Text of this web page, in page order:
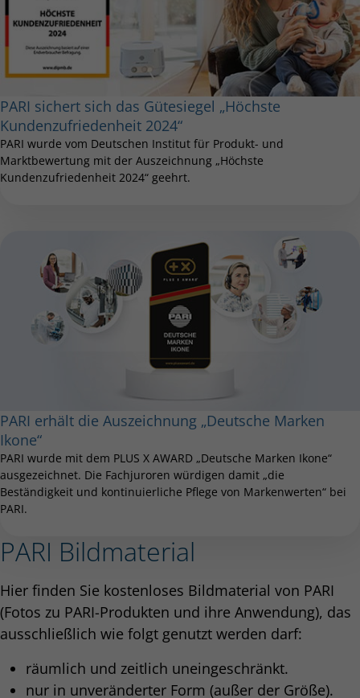
PARI sichert sich das Gütesiegel „Höchste
Kundenzufriedenheit 2024“
PARI wurde vom Deutschen Institut für Produkt- und
Marktbewertung mit der Auszeichnung „Höchste
Kundenzufriedenheit 2024“ geehrt.
PARI erhält die Auszeichnung „Deutsche Marken
Ikone“
PARI wurde mit dem PLUS X AWARD „Deutsche Marken Ikone“
ausgezeichnet. Die Fachjuroren würdigen damit „die
Beständigkeit und kontinuierliche Pflege von Markenwerten“ bei
PARI.
PARI Bildmaterial
Hier finden Sie kostenloses Bildmaterial von PARI
(Fotos zu PARI-Produkten und ihre Anwendung), das
ausschließlich wie folgt genutzt werden darf:
räumlich und zeitlich uneingeschränkt.
nur in unveränderter Form (außer der Größe).